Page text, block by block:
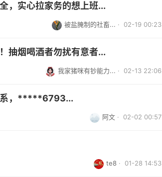
，实心拉家务的想上班...
被盐腌制的社畜... · 02-19 00:23
抽烟喝酒者勿扰有意者...
我家猪咪有钞能力... · 02-13 22:06
系，*****6793...
阿文 · 02-02 00:57
te8 · 01-28 14:53